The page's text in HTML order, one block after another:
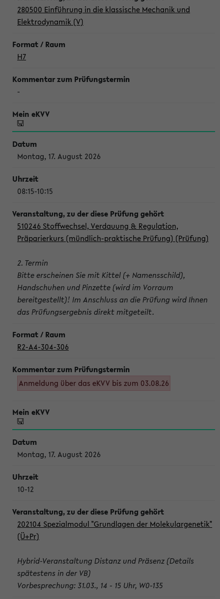
280500 Einführung in die klassische Mechanik und
Elektrodynamik (V)
H7
-
Montag, 17. August 2026
08:15-10:15
510246 Stoffwechsel, Verdauung & Regulation,
Präparierkurs (mündlich-praktische Prüfung) (Prüfung)
2. Termin
Bitte erscheinen Sie mit Kittel (+ Namensschild),
Handschuhen und Pinzette (wird im Vorraum
bereitgestellt)! Im Anschluss an die Prüfung wird Ihnen
das Prüfungsergebnis direkt mitgeteilt.
R2-A4-304-306
Anmeldung über das eKVV bis zum 03.08.26
Montag, 17. August 2026
10-12
202104 Spezialmodul "Grundlagen der Molekulargenetik"
(Ü+Pr)
Hybrid-Veranstaltung Distanz und Präsenz (Details
spätestens in der VB)
Vorbesprechung: 31.03., 14 - 15 Uhr, W0-135